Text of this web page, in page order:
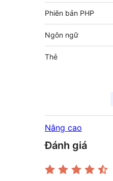
Phiên bản PHP
Ngôn ngữ
Thẻ
Nâng cao
Đánh giá